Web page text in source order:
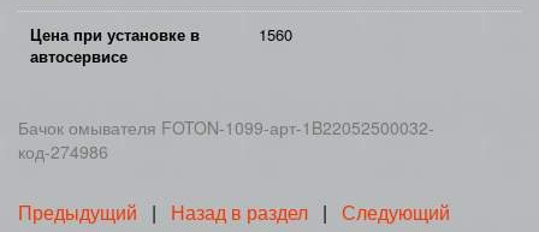
Цена при установке в
автосервисе
1560
Бачок омывателя FOTON-1099-арт-1B22052500032-
код-274986
Предыдущий | Назад в раздел | Следующий